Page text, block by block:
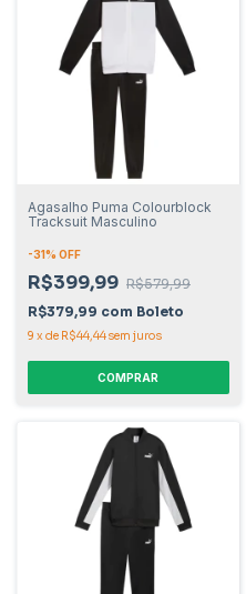
Agasalho Puma Colourblock
Tracksuit Masculino
-31% OFF
R$399,99 R$579,99
R$379,99 com Boleto
9 x de R$44,44sem juros
COMPRAR